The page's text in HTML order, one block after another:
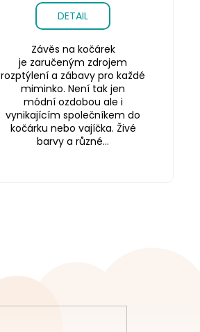
DETAIL
Závěs na kočárek
je zaručeným zdrojem
rozptýlení a zábavy pro každé
miminko. Není tak jen
módní ozdobou ale i
vynikajícím společníkem do
kočárku nebo vajíčka. Živé
barvy a různé...